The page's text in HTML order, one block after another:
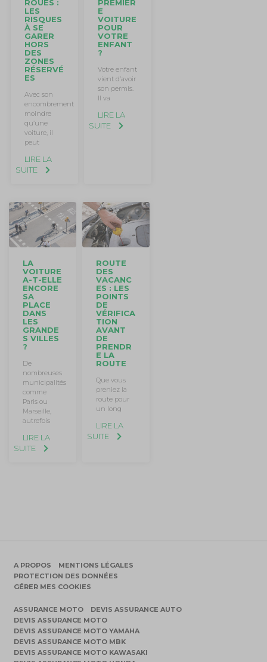
ROUES :
LES
RISQUES
À SE
GARER
HORS
DES
ZONES
RÉSERVÉ
ES
Avec son
encombrement
moindre
qu’une
voiture, il
peut
LIRE LA
SUITE
PREMIÈR
E
VOITURE
POUR
VOTRE
ENFANT
?
Votre enfant
vient d’avoir
son permis.
Il va
LIRE LA
SUITE
LA
VOITURE
A-T-ELLE
ENCORE
SA
PLACE
DANS
LES
GRANDE
S VILLES
?
De
nombreuses
municipalités
comme
Paris ou
Marseille,
autrefois
LIRE LA
SUITE
ROUTE
DES
VACANC
ES : LES
POINTS
DE
VÉRIFICA
TION
AVANT
DE
PRENDR
E LA
ROUTE
Que vous
preniez la
route pour
un long
LIRE LA
SUITE
A PROPOS
MENTIONS LÉGALES
PROTECTION DES DONNÉES
GÉRER MES COOKIES
ASSURANCE MOTO
DEVIS ASSURANCE AUTO
DEVIS ASSURANCE MOTO
DEVIS ASSURANCE MOTO YAMAHA
DEVIS ASSURANCE MOTO MBK
DEVIS ASSURANCE MOTO KAWASAKI